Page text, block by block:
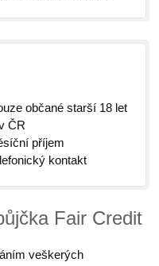
občané starší 18 let
ČR
příjem
kontakt
Fair Credit
veškerých